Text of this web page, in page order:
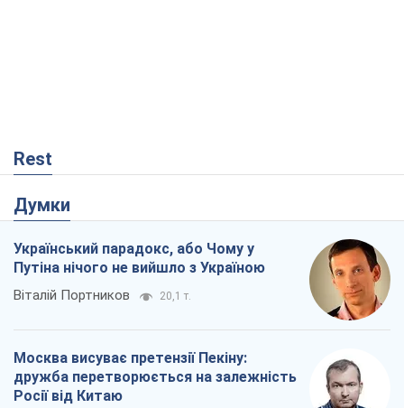
Rest
Думки
Український парадокс, або Чому у
Путіна нічого не вийшло з Україною
Віталій Портников 20,1 т.
Москва висуває претензії Пекіну:
дружба перетворюється на залежність
Росії від Китаю